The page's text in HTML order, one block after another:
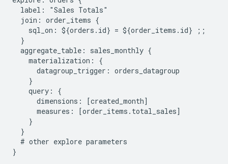
  label: "Sales Totals"
  join: order_items {
    sql_on: ${orders.id} = ${order_items.id} ;;
  }
  aggregate_table: sales_monthly {
    materialization: {
      datagroup_trigger: orders_datagroup
    }
    query: {
      dimensions: [created_month]
      measures: [order_items.total_sales]
    }
  }
  # other explore parameters